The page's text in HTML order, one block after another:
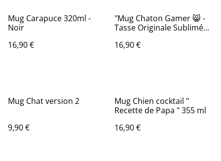
Mug Carapuce 320ml -
Noir
16,90 €
"Mug Chaton Gamer 😸 -
Tasse Originale Sublimée
Vidéo 🎮".
16,90 €
Mug Chat version 2
9,90 €
Mug Chien cocktail "
Recette de Papa " 355 ml
16,90 €